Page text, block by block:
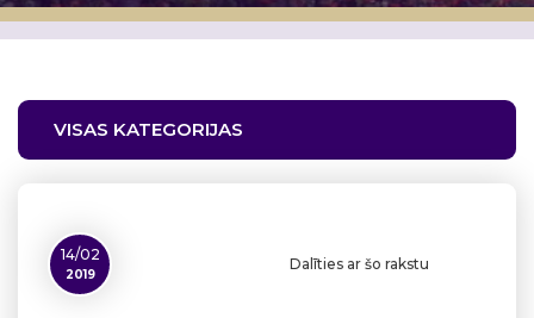
VISAS KATEGORIJAS
14/02
2019
Dalīties ar šo rakstu